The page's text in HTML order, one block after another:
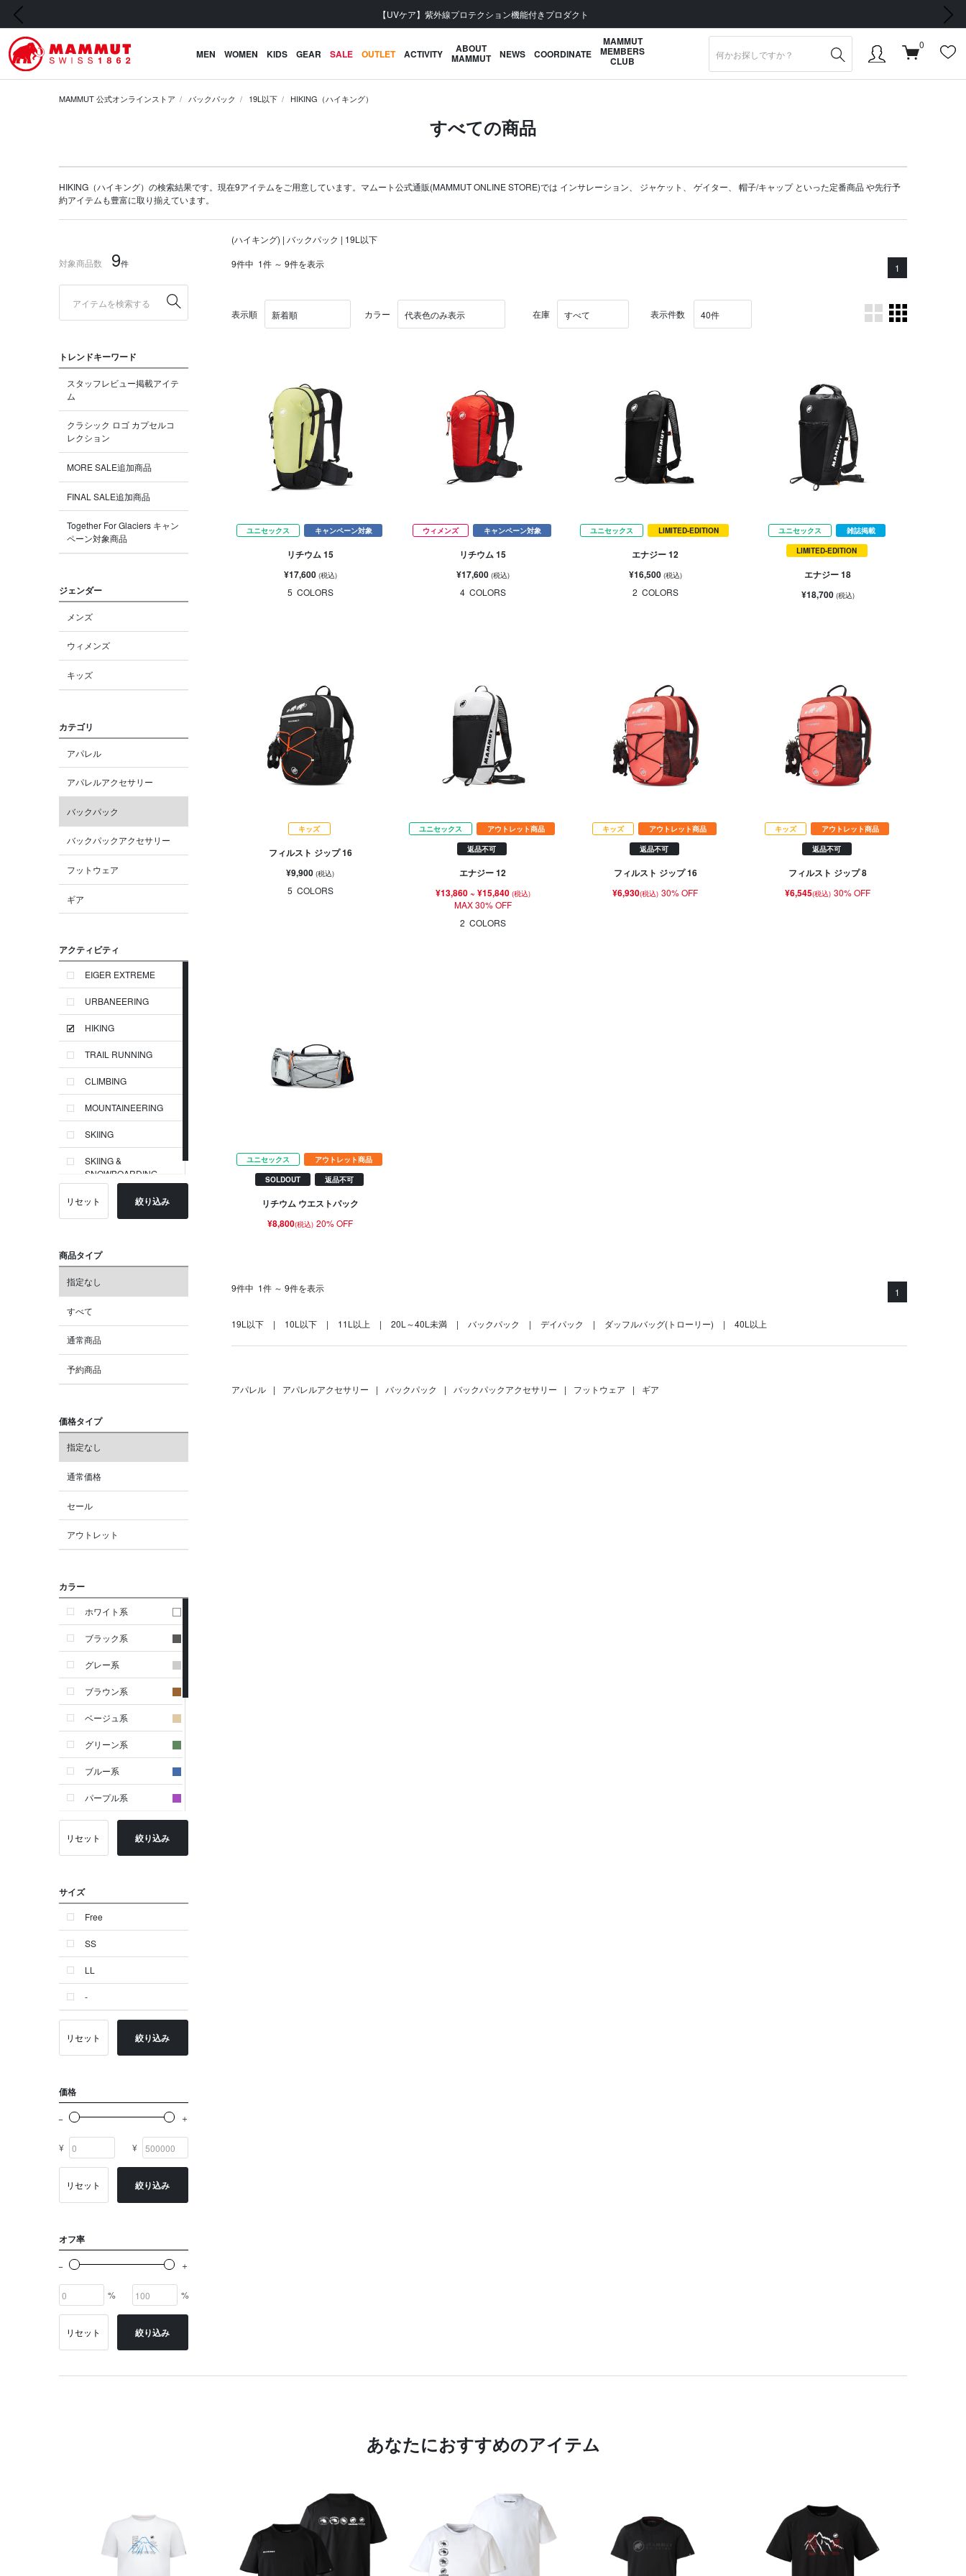
【UVケア】紫外線プロテクション機能付きプロダクト
前の画像 次の画像
MEN WOMEN KIDS GEAR SALE OUTLET ACTIVITY ABOUT
MAMMUT NEWS COORDINATE
MAMMUT
MEMBERS
CLUB
0
MAMMUT 公式オンラインストア バックパック 19L以下 HIKING（ハイキング）
すべての商品
HIKING（ハイキング）の検索結果です。現在9アイテムをご用意しています。マムート公式通販(MAMMUT ONLINE STORE)では インサレーション ジャケット ゲイター 帽子/キャップといった定番商品 や先行予
約アイテムも豊富に取り揃えています。
対象商品数 9件
トレンドキーワード
スタッフレビュー掲載アイテ
ム
クラシック ロゴ カプセルコ
レクション
MORE SALE追加商品
FINAL SALE追加商品
Together For Glaciers キャン
ペーン対象商品
ジェンダー
メンズ
ウィメンズ
キッズ
カテゴリ
アパレル
アパレルアクセサリー
バックパック
バックパックアクセサリー
フットウェア
ギア
アクティビティ
EIGER EXTREME
URBANEERING
HIKING
TRAIL RUNNING
CLIMBING
MOUNTAINEERING
SKIING
SKIING &
SNOWBOARDING
リセット 絞り込み
商品タイプ
指定なし
すべて
通常商品
予約商品
価格タイプ
指定なし
通常価格
セール
アウトレット
カラー
ホワイト系
ブラック系
グレー系
ブラウン系
ベージュ系
グリーン系
ブルー系
パープル系
イエロー系
オレンジ系
シルバー系
ゴールド系
その他
イニシャル
OTHERS
リセット 絞り込み
サイズ
Free
SS
LL
-
リセット 絞り込み
価格
¥ ¥
リセット 絞り込み
オフ率
% %
リセット 絞り込み
(ハイキング) | バックパック | 19L以下
9件中 1件 ～ 9件を表示 1
表示順 カラー 在庫 表示件数
ユニセックス キャンペーン対象
リチウム 15
¥17,600 (税込)
5 COLORS
ウィメンズ キャンペーン対象
リチウム 15
¥17,600 (税込)
4 COLORS
ユニセックス LIMITED-EDITION
エナジー 12
¥16,500 (税込)
2 COLORS
ユニセックス 雑誌掲載
LIMITED-EDITION
エナジー 18
¥18,700 (税込)
キッズ
フィルスト ジップ 16
¥9,900(税込)
5 COLORS
ユニセックス アウトレット商品
返品不可
エナジー 12
¥13,860~ ¥15,840 (税込)
MAX 30% OFF
2 COLORS
キッズ アウトレット商品
返品不可
フィルスト ジップ 16
¥6,930(税込) 30% OFF
キッズ アウトレット商品
返品不可
フィルスト ジップ 8
¥6,545(税込) 30% OFF
ユニセックス アウトレット商品
SOLDOUT 返品不可
リチウム ウエストパック
¥8,800(税込) 20% OFF
9件中 1件 ～ 9件を表示 1
19L以下 10L以下 11L以上 20L～40L未満 バックパック デイパック ダッフルバッグ(トローリー) 40L以上
アパレル | アパレルアクセサリー | バックパック | バックパックアクセサリー | フットウェア | ギア
あなたにおすすめのアイテム